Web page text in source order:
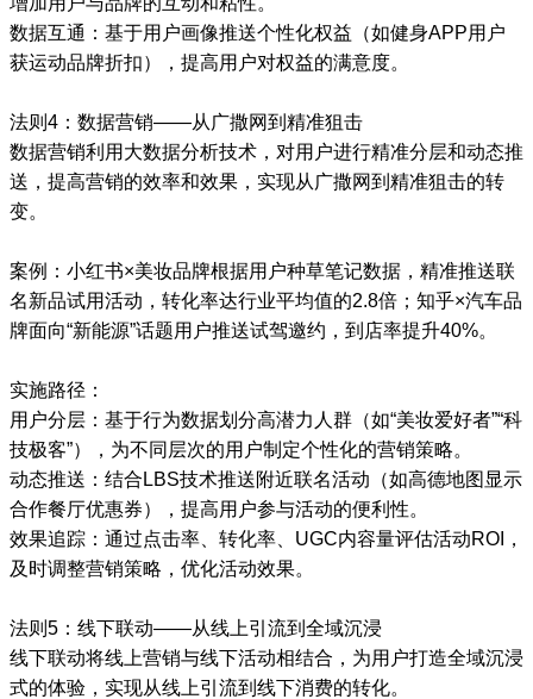
数据互通：基于用户画像推送个性化权益（如健身APP用户
获运动品牌折扣），提高用户对权益的满意度。
法则4：数据营销——从广撒网到精准狙击
数据营销利用大数据分析技术，对用户进行精准分层和动态推
送，提高营销的效率和效果，实现从广撒网到精准狙击的转
变。
案例：小红书×美妆品牌根据用户种草笔记数据，精准推送联
名新品试用活动，转化率达行业平均值的2.8倍；知乎×汽车品
牌面向“新能源”话题用户推送试驾邀约，到店率提升40%。
实施路径：
用户分层：基于行为数据划分高潜力人群（如“美妆爱好者”“科
技极客”），为不同层次的用户制定个性化的营销策略。
动态推送：结合LBS技术推送附近联名活动（如高德地图显示
合作餐厅优惠券），提高用户参与活动的便利性。
效果追踪：通过点击率、转化率、UGC内容量评估活动ROI，
及时调整营销策略，优化活动效果。
法则5：线下联动——从线上引流到全域沉浸
线下联动将线上营销与线下活动相结合，为用户打造全域沉浸
式的体验，实现从线上引流到线下消费的转化。